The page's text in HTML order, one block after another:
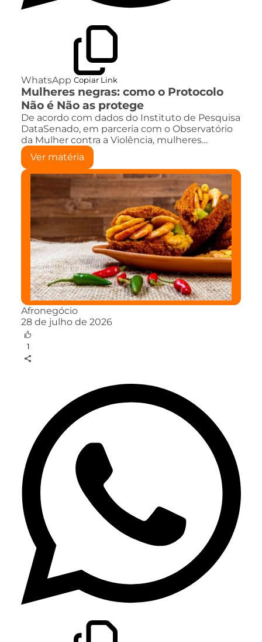
WhatsApp Copiar Link
Mulheres negras: como o Protocolo
Não é Não as protege
De acordo com dados do Instituto de Pesquisa
DataSenado, em parceria com o Observatório
da Mulher contra a Violência, mulheres…
Ver matéria
Afronegócio
28 de julho de 2026
1